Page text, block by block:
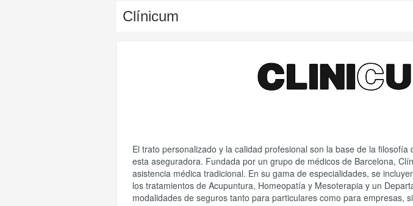
Clínicum
El trato personalizado y la calidad profesional son la base de la
esta aseguradora. Fundada por un grupo de médicos de Barcelona,
asistencia médica tradicional. En su gama de especialidades, se
los tratamientos de Acupuntura, Homeopatía y Mesoterapia y un
modalidades de seguros tanto para particulares como para empresas,